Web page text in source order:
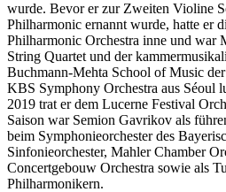
wurde. Bevor er zur Zweiten Violine
Philharmonic ernannt wurde, hatte er
Philharmonic Orchestra inne und war
String Quartet und der
Buchmann-Mehta School of Music
KBS Symphony Orchestra aus Séoul
2019 trat er dem Lucerne Festival
Saison war Semion Gavrikov als
beim Symphonieorchester des
Sinfonieorchester, Mahler Chamber
Concertgebouw Orchestra sowie als
Philharmonikern.